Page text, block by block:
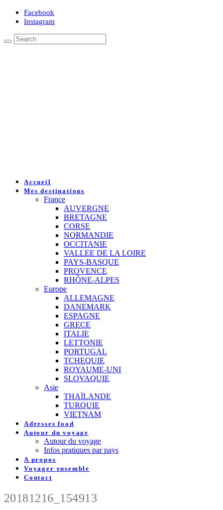
Facebook
Instagram
Accueil
Mes destinations
France
AUVERGNE
BRETAGNE
CORSE
NORMANDIE
OCCITANIE
VALLEE DE LA LOIRE
PAYS-BASQUE
PROVENCE
RHÔNE-ALPES
Europe
ALLEMAGNE
DANEMARK
ESPAGNE
GRECE
ITALIE
LETTONIE
PORTUGAL
TCHEQUIE
ROYAUME-UNI
SLOVAQUIE
Asie
THAÏLANDE
TURQUIE
VIETNAM
Adresses food
Autour du voyage
Autour du voyage
Infos pratiques par pays
A propos
Voyager ensemble
Contact
20181216_154913